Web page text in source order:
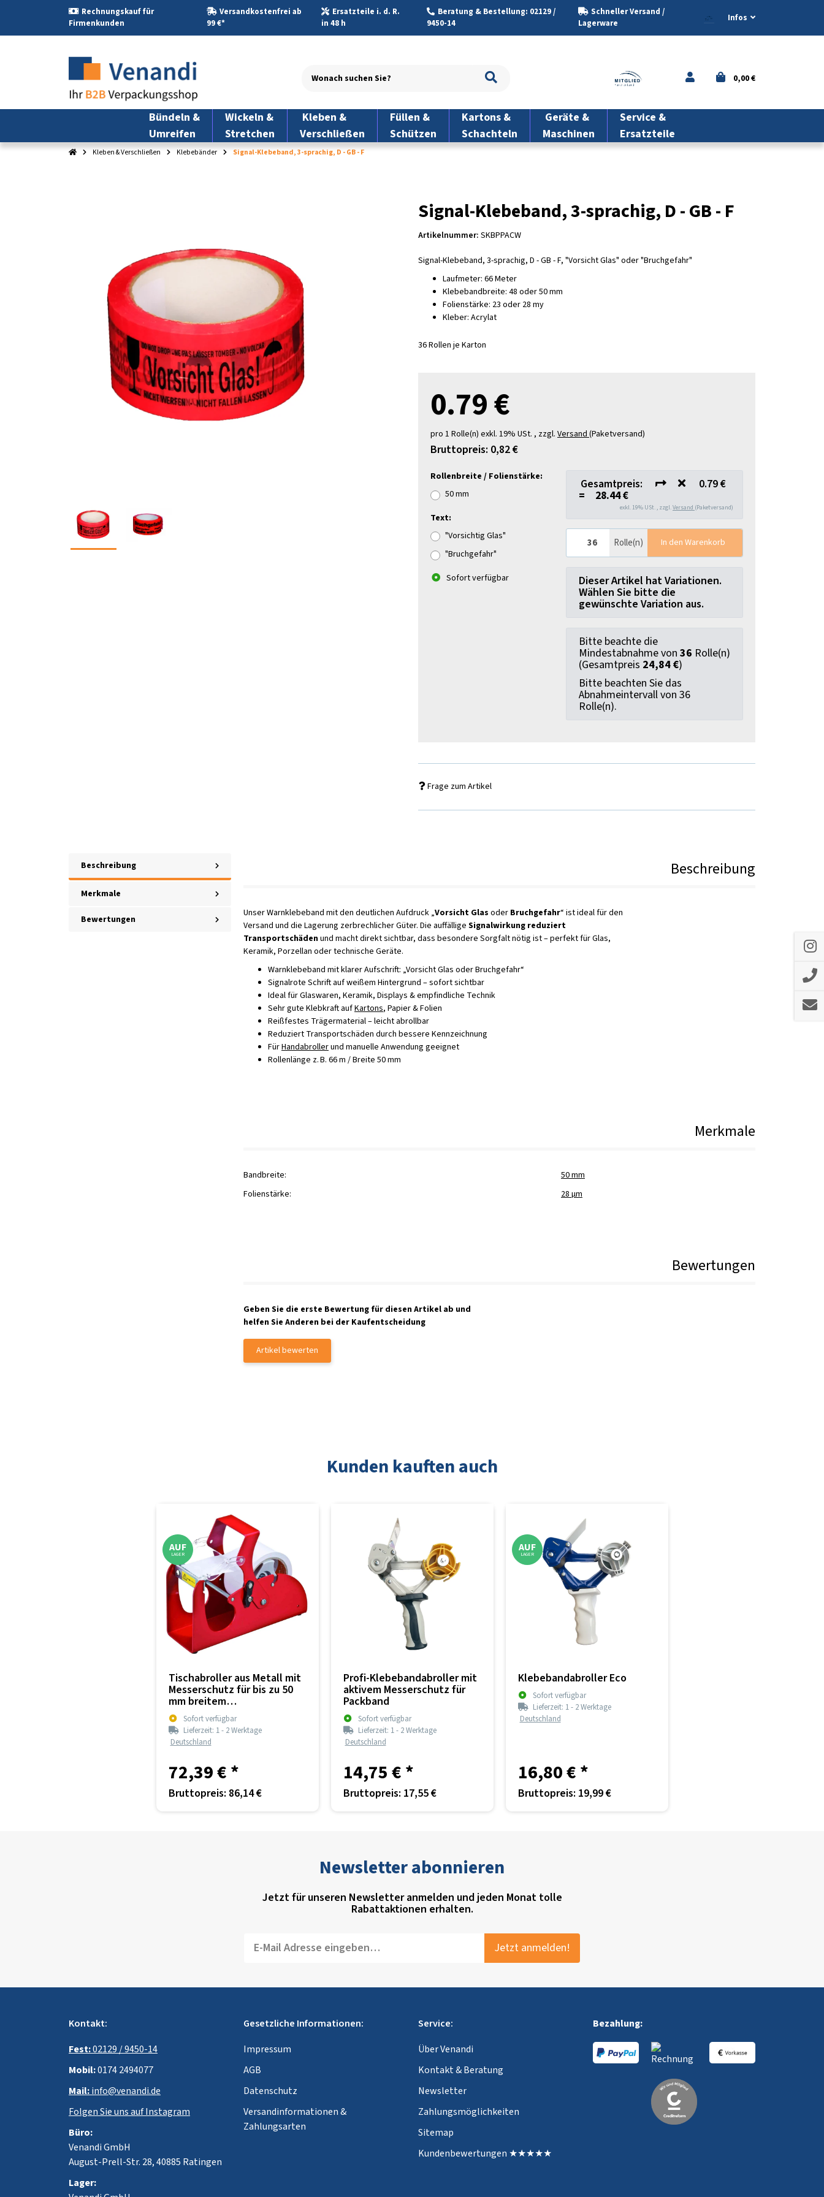
Rechnungskauf für
Firmenkunden
Versandkostenfrei ab
99 €*
Ersatzteile i. d. R.
in 48 h
Beratung & Bestellung: 02129 /
9450-14
Schneller Versand /
Lagerware
Infos
0,00 €
Bündeln &
Umreifen
Wickeln &
Stretchen
Kleben &
Verschließen
Füllen &
Schützen
Kartons &
Schachteln
Geräte &
Maschinen
Service &
Ersatzteile
Kleben & Verschließen Klebebänder Signal-Klebeband, 3-sprachig, D - GB - F
Signal-Klebeband, 3-sprachig, D - GB - F
Artikelnummer: SKBPPACW
Signal-Klebeband, 3-sprachig, D - GB - F, "Vorsicht Glas" oder "Bruchgefahr"
Laufmeter: 66 Meter
Klebebandbreite: 48 oder 50 mm
Folienstärke: 23 oder 28 my
Kleber: Acrylat
36 Rollen je Karton
Rollenbreite / Folienstärke:
50 mm
Text:
"Vorsichtig Glas"
"Bruchgefahr"
Sofort verfügbar
Gesamtpreis: 0.79 €
= 28.44 €
exkl. 19% USt. , zzgl.Versand (Paketversand)
Rolle(n) In den Warenkorb
x
Dieser Artikel hat Variationen.
Wählen Sie bitte die
gewünschte Variation aus.
x
Bitte beachte die
Mindestabnahme von 36 Rolle(n)
(Gesamtpreis 24,84 €)
Bitte beachten Sie das
Abnahmeintervall von 36
Rolle(n).
0.79 €
pro 1 Rolle(n) exkl. 19% USt. , zzgl. Versand(Paketversand)
Bruttopreis: 0,82 €
Frage zum Artikel
Beschreibung
Merkmale
Bewertungen
Beschreibung
Unser Warnklebeband mit den deutlichen Aufdruck „Vorsicht Glas oder Bruchgefahr“ ist ideal für den
Versand und die Lagerung zerbrechlicher Güter. Die auffällige Signalwirkung reduziert
Transportschädenund macht direkt sichtbar, dass besondere Sorgfalt nötig ist – perfekt für Glas,
Keramik, Porzellan oder technische Geräte.
Warnklebeband mit klarer Aufschrift: „Vorsicht Glas oder Bruchgefahr“
Signalrote Schrift auf weißem Hintergrund – sofort sichtbar
Ideal für Glaswaren, Keramik, Displays & empfindliche Technik
Sehr gute Klebkraft aufKartons, Papier & Folien
Reißfestes Trägermaterial – leicht abrollbar
Reduziert Transportschäden durch bessere Kennzeichnung
FürHandabrollerund manuelle Anwendung geeignet
Rollenlänge z. B. 66 m / Breite 50 mm
Merkmale
Bandbreite:
50 mm
Folienstärke:
28 µm
Bewertungen
Geben Sie die erste Bewertung für diesen Artikel ab und
helfen Sie Anderen bei der Kaufentscheidung
Artikel bewerten
Kunden kauften auch
AUF
LAGER
Tischabroller aus Metall mit
Messerschutz für bis zu 50
mm breitem
Selbstklebeband
Sofort verfügbar
Lieferzeit: 1 - 2 Werktage
Deutschland
72,39 €*
Bruttopreis: 86,14 €
Profi-Klebebandabroller mit
aktivem Messerschutz für
Packband
Sofort verfügbar
Lieferzeit: 1 - 2 Werktage
Deutschland
14,75 €*
Bruttopreis: 17,55 €
AUF
LAGER
Klebebandabroller Eco
Sofort verfügbar
Lieferzeit: 1 - 2 Werktage
Deutschland
16,80 €*
Bruttopreis: 19,99 €
Newsletter abonnieren
Jetzt für unseren Newsletter anmelden und jeden Monat tolle
Rabattaktionen erhalten.
Jetzt anmelden!
Kontakt:
Fest:02129 / 9450-14
Mobil:0174 2494077
Mail:info@venandi.de
Folgen Sie uns auf Instagram
Büro:
Venandi GmbH
August-Prell-Str. 28, 40885 Ratingen
Lager:
Gesetzliche Informationen:
Impressum
AGB
Datenschutz
Versandinformationen &
Zahlungsarten
Service:
Über Venandi
Kontakt & Beratung
Newsletter
Zahlungsmöglichkeiten
Sitemap
Kundenbewertungen ★★★★★
Bezahlung: